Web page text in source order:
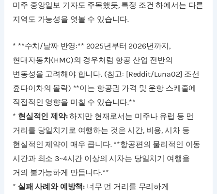
미주 중앙일보 기자도 주목했듯, 특정 조건 하에서는 다른
지역도 가능성을 엿볼 수 있습니다.
* **수치/날짜 반영:** 2025년부터 2026년까지,
현대자동차(HMC)의 경우처럼 항공 산업 전반의
변동성을 고려해야 합니다. (참고: [Reddit/Luna02] 조선
휸다이차의 몰락) **이는 항공권 가격 및 운항 스케줄에
직접적인 영향을 미칠 수 있습니다.**
* 현실적인 제약:하지만 현재로서는 미주나 유럽 등 먼
거리를 당일치기로 여행하는 것은 시간, 비용, 시차 등
현실적인 제약이 매우 큽니다. **항공편의 물리적인 이동
시간과 최소 3~4시간 이상의 시차는 당일치기 여행을
거의 불가능하게 만듭니다.**
* 실패 사례와 예방책: 너무 먼 거리를 무리하게